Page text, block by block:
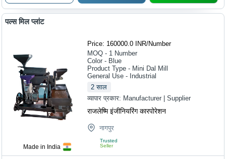
Made in India
पल्स मिल प्लांट
Price: 160000.0 INR/Number
MOQ - 1 Number
Color - Blue
Product Type - Mini Dal Mill
General Use - Industrial
2 साल
व्यापार प्रकार: Manufacturer | Supplier
राजलेष्मि इंजीनियरिंग कारपोरेशन
नागपुर
Trusted
Seller